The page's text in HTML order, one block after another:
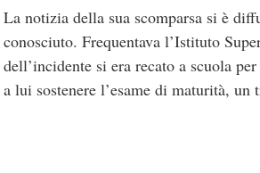
La notizia della sua scomparsa si è
conosciuto. Frequentava l’Istituto
dell’incidente si era recato a scuola
a lui sostenere l’esame di maturità,